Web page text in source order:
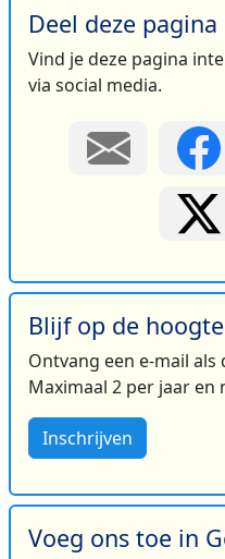
Deel deze pagina
Vind je deze pagina
via social media.
Blijf op de hoogte
Ontvang een e-mail
Maximaal 2 per jaar en
Inschrijven
Voeg ons toe in